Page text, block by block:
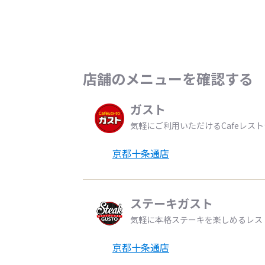
店舗のメニューを確認する
ガスト
気軽にご利用いただけるCafeレス
京都十条通店
ステーキガスト
気軽に本格ステーキを楽しめるレス
京都十条通店